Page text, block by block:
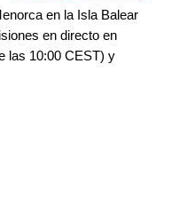
en la Isla Balear
en directo en
las 10:00 CEST) y